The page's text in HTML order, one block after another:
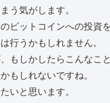
う気がします。
ビットコインへの投資
行うかもしれません。
もしかしたらこんなこ
もしれないですね。
いと思います。